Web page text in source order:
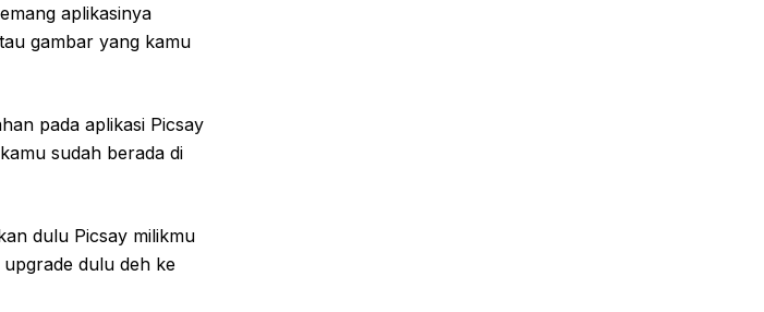
aplikasinya
gambar yang kamu
pada aplikasi Picsay
sudah berada di
dulu Picsay milikmu
dulu deh ke